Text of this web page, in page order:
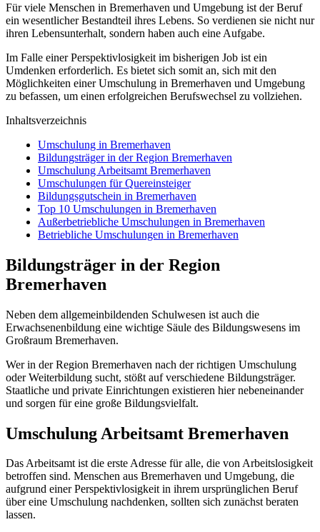
Für viele Menschen in Bremerhaven und Umgebung ist der Beruf
ein wesentlicher Bestandteil ihres Lebens. So verdienen sie nicht nur
ihren Lebensunterhalt, sondern haben auch eine Aufgabe.
Im Falle einer Perspektivlosigkeit im bisherigen Job ist ein
Umdenken erforderlich. Es bietet sich somit an, sich mit den
Möglichkeiten einer Umschulung in Bremerhaven und Umgebung
zu befassen, um einen erfolgreichen Berufswechsel zu vollziehen.
Inhaltsverzeichnis
Umschulung in Bremerhaven
Bildungsträger in der Region Bremerhaven
Umschulung Arbeitsamt Bremerhaven
Umschulungen für Quereinsteiger
Bildungsgutschein in Bremerhaven
Top 10 Umschulungen in Bremerhaven
Außerbetriebliche Umschulungen in Bremerhaven
Betriebliche Umschulungen in Bremerhaven
Bildungsträger in der Region
Bremerhaven
Neben dem allgemeinbildenden Schulwesen ist auch die
Erwachsenenbildung eine wichtige Säule des Bildungswesens im
Großraum Bremerhaven.
Wer in der Region Bremerhaven nach der richtigen Umschulung
oder Weiterbildung sucht, stößt auf verschiedene Bildungsträger.
Staatliche und private Einrichtungen existieren hier nebeneinander
und sorgen für eine große Bildungsvielfalt.
Umschulung Arbeitsamt Bremerhaven
Das Arbeitsamt ist die erste Adresse für alle, die von Arbeitslosigkeit
betroffen sind. Menschen aus Bremerhaven und Umgebung, die
aufgrund einer Perspektivlosigkeit in ihrem ursprünglichen Beruf
über eine Umschulung nachdenken, sollten sich zunächst beraten
lassen.